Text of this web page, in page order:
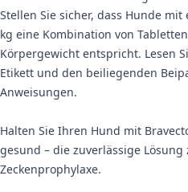
Stellen Sie sicher, dass Hunde
kg eine Kombination von
Körpergewicht entspricht. Lesen
Etikett und den beiliegenden
Anweisungen.
Halten Sie Ihren Hund mit
gesund – die zuverlässige
Zeckenprophylaxe.